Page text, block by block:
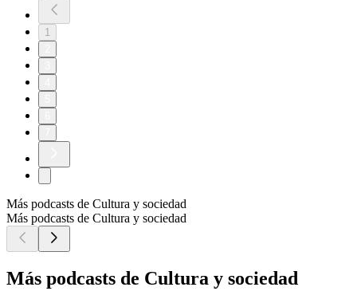
1
Más podcasts de Cultura y sociedad
Más podcasts de Cultura y sociedad
Más podcasts de Cultura y sociedad